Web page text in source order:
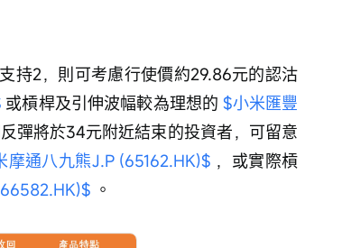
持2，則可考慮行使價約29.86元的認沽
或槓桿及引伸波幅較為理想的 $小米匯豐
彈將於34元附近結束的投資者，可留意
摩通八九熊J.P (65162.HK)$ ，或實際槓
。